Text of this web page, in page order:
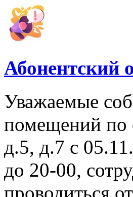
Абонентский
Уважаемые
помещений по
д.5, д.7 с
до 20-00,